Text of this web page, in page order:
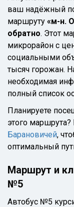
ваш надёжный
маршруту «м-н.
обратно. Этот
микрорайон с
социальными
тысяч горожан.
необходимая
полный список
Планируете
этого маршрута?
Барановичей,
оптимальный
Маршрут и
№5
Автобус №5